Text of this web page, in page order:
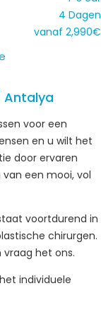
4 Dagen
vanaf 2,990€
Antalya
voor een
en u wilt het
door ervaren
een mooi, vol
voortdurend in
chirurgen.
het ons.
individuele